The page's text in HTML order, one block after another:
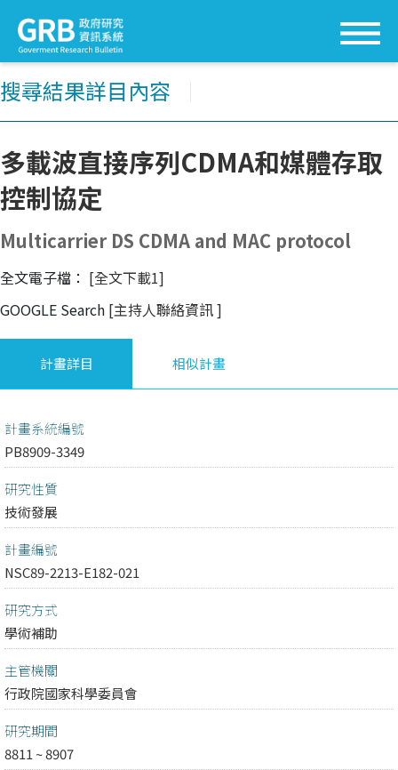
搜尋結果詳目內容
多載波直接序列CDMA和媒體存取
控制協定
Multicarrier DS CDMA and MAC protocol
全文電子檔： [全文下載1]
GOOGLE Search [主持人聯絡資訊]
計畫詳目 相似計畫
計畫系統編號
PB8909-3349
研究性質
技術發展
計畫編號
NSC89-2213-E182-021
研究方式
學術補助
主管機關
行政院國家科學委員會
研究期間
8811 ~ 8907